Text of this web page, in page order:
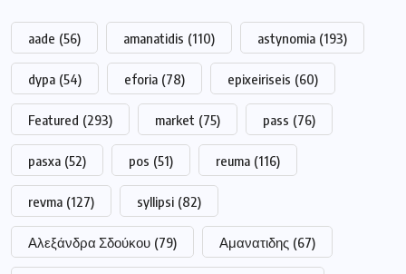
aade (56) amanatidis (110) astynomia (193)
dypa (54) eforia (78) epixeiriseis (60)
Featured (293) market (75) pass (76)
pasxa (52) pos (51) reuma (116)
revma (127) syllipsi (82)
Αλεξάνδρα Σδούκου (79) Αμανατιδης (67)